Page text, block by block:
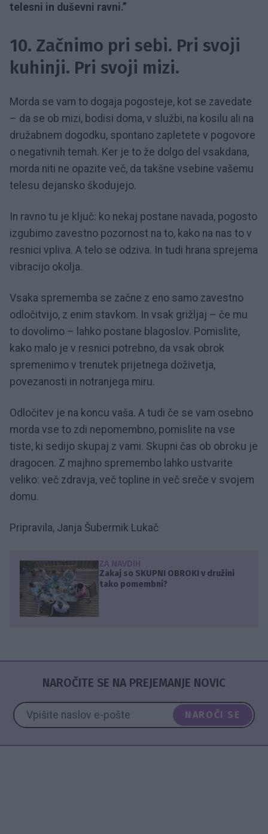
telesni in duševni ravni.”
10. Začnimo pri sebi. Pri svoji
kuhinji. Pri svoji mizi.
Morda se vam to dogaja pogosteje, kot se zavedate
– da se ob mizi, bodisi doma, v službi, na kosilu ali na
družabnem dogodku, spontano zapletete v pogovore
o negativnih temah. Ker je to že dolgo del vsakdana,
morda niti ne opazite več, da takšne vsebine vašemu
telesu dejansko škodujejo.
In ravno tu je ključ: ko nekaj postane navada, pogosto
izgubimo zavestno pozornost na to, kako na nas to v
resnici vpliva. A telo se odziva. In tudi hrana sprejema
vibracijo okolja.
Vsaka sprememba se začne z eno samo zavestno
odločitvijo, z enim stavkom. In vsak grižljaj – če mu
to dovolimo – lahko postane blagoslov. Pomislite,
kako malo je v resnici potrebno, da vsak obrok
spremenimo v trenutek prijetnega doživetja,
povezanosti in notranjega miru.
Odločitev je na koncu vaša. A tudi če se vam osebno
morda vse to zdi nepomembno, pomislite na vse
tiste, ki sedijo skupaj z vami. Skupni čas ob obroku je
dragocen. Z majhno spremembo lahko ustvarite
veliko: več zdravja, več topline in več sreče v svojem
domu.
Pripravila, Janja Šubermik Lukač
ZA NAVDIH
Zakaj so SKUPNI OBROKI v družini
tako pomembni?
NAROČITE SE NA PREJEMANJE NOVIC
NAROČI SE